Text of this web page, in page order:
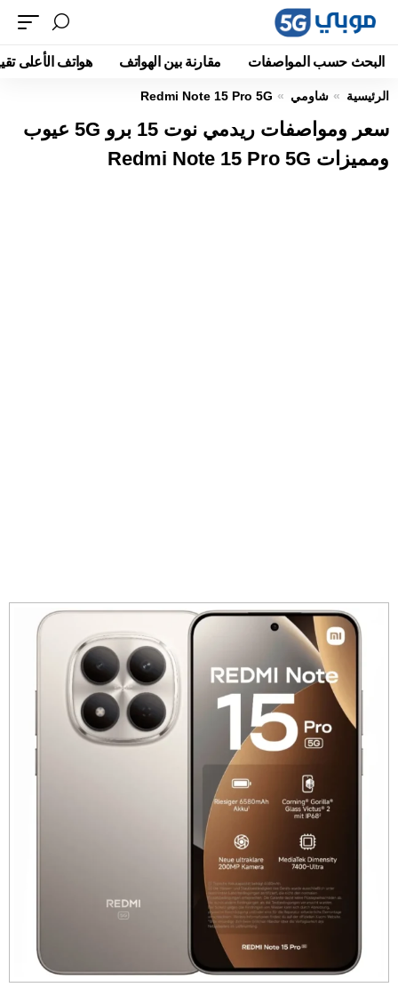
البحث حسب المواصفات مقارنة بين الهواتف هواتف الأعلى
الرئيسية شاومي Redmi Note 15 Pro 5G
سعر ومواصفات ريدمي نوت 15 برو 5G عيوب
ومميزات Redmi Note 15 Pro 5G